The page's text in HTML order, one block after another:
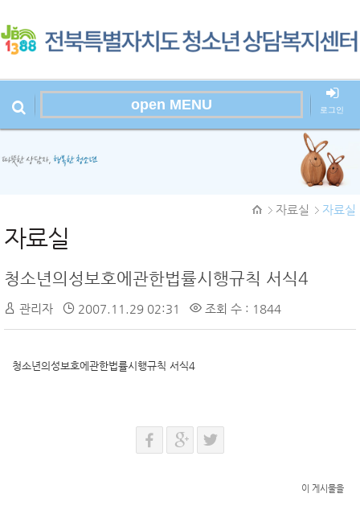
open MENU 로그인
자료실
자료실
자료실
청소년의성보호에관한법률시행규칙 서식4
관리자 2007.11.29 02:31 조회 수 : 1844
청소년의성보호에관한법률시행규칙 서식4
이 게시물을